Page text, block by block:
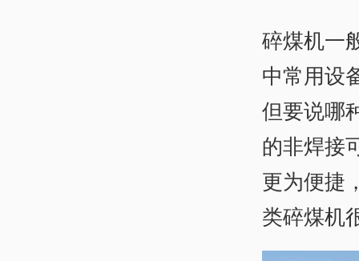
碎煤机一
中常用设
但要说哪
的非焊接
更为便捷
类碎煤机